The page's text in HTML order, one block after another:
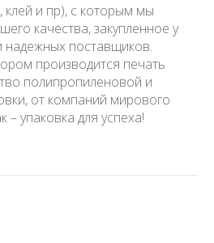
клей и пр), с которым мы
качества, закупленное у
поставщиков.
производится печать
полипропиленовой и
от компаний мирового
упаковка для успеха!